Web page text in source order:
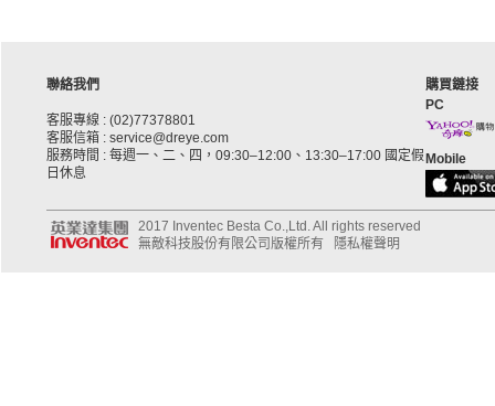
聯絡我們
客服專線 : (02)77378801
客服信箱 : service@dreye.com
服務時間 : 每週一、二、四，09:30–12:00、13:30–17:00 國定假
日休息
購買鏈接
PC
Mobile
2017 Inventec Besta Co.,Ltd. All rights reserved
無敵科技股份有限公司版權所有
隱私權聲明